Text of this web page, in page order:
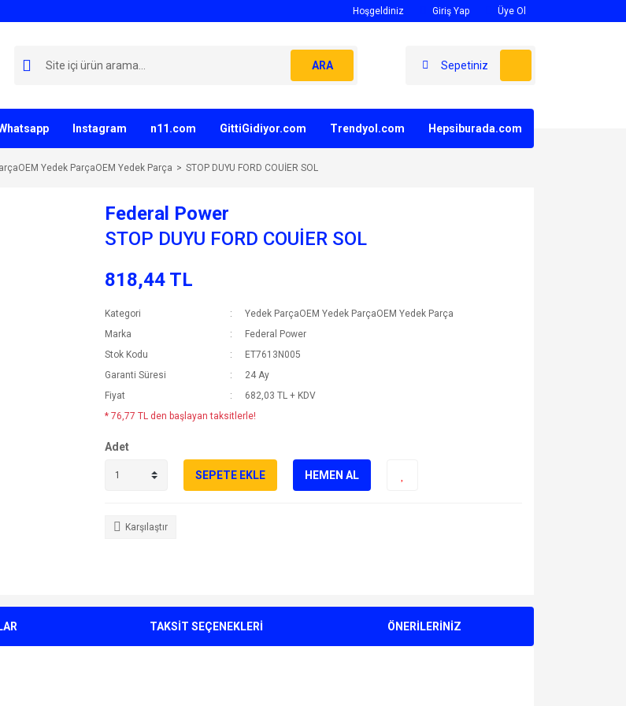
Hoşgeldiniz Giriş Yap Üye Ol
ARA Sepetiniz
Instagram n11.com GittiGidiyor.com Trendyol.com Hepsiburada.com
Yedek ParçaOEM Yedek Parça STOP DUYU FORD COUİER SOL
Federal Power
STOP DUYU FORD COUİER SOL
818,44 TL
Kategori
Yedek ParçaOEM Yedek ParçaOEM Yedek Parça
Marka
Federal Power
Stok Kodu
ET7613N005
Garanti Süresi
24 Ay
Fiyat
682,03 TL + KDV
* 76,77 TL den başlayan taksitlerle!
Adet
SEPETE EKLE HEMEN AL
Karşılaştır
TAKSİT SEÇENEKLERİ ÖNERİLERİNİZ